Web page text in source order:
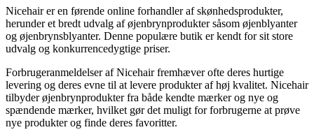
Nicehair er en førende online forhandler af skønhedsprodukter,
herunder et bredt udvalg af øjenbrynprodukter såsom øjenblyanter
og øjenbrynsblyanter. Denne populære butik er kendt for sit store
udvalg og konkurrencedygtige priser.
Forbrugeranmeldelser af Nicehair fremhæver ofte deres hurtige
levering og deres evne til at levere produkter af høj kvalitet. Nicehair
tilbyder øjenbrynprodukter fra både kendte mærker og nye og
spændende mærker, hvilket gør det muligt for forbrugerne at prøve
nye produkter og finde deres favoritter.